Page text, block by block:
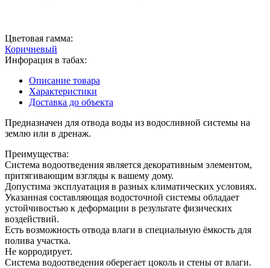
Цветовая гамма:
Коричневый
Инфорация в табах:
Описание товара
Характеристики
Доставка до объекта
Предназначен для отвода воды из водосливной системы на
землю или в дренаж.
Преимущества:
Система водоотведения является декоративным элементом,
притягивающим взгляды к вашему дому.
Допустима эксплуатация в разных климатических условиях.
Указанная составляющая водосточной системы обладает
устойчивостью к деформации в результате физических
воздействий.
Есть возможность отвода влаги в специальную ёмкость для
полива участка.
Не корродирует.
Система водоотведения оберегает цоколь и стены от влаги.